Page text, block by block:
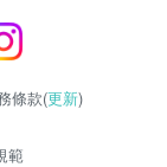
條款(更新)
範